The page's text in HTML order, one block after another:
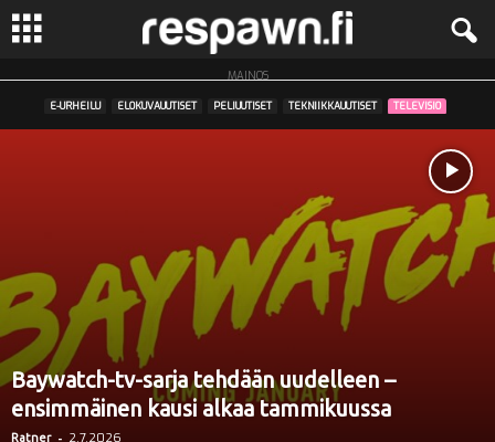
R
e
a
w
n
MAINOS
E-URHEILU ELOKUVAUUTISET PELIUUTISET TEKNIIKKAUUTISET TELEVISIO
Baywatch-tv-sarja tehdään uudelleen –
ensimmäinen kausi alkaa tammikuussa
Ratner - 2.7.2026